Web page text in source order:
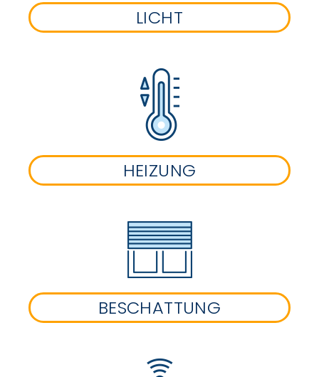
LICHT
HEIZUNG
BESCHATTUNG